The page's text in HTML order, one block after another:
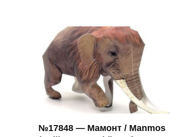
№17848 — Мамонт / Manmos